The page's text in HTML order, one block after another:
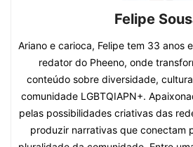
Felipe
Ariano e carioca, Felipe tem 33 anos
redator do Pheeno, onde
conteúdo sobre diversidade,
comunidade LGBTQIAPN+.
pelas possibilidades criativas das
produzir narrativas que conectam